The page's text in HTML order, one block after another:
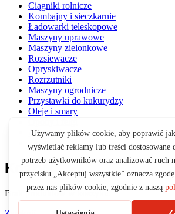
Ciągniki rolnicze
Kombajny i sieczkarnie
Ładowarki teleskopowe
Maszyny uprawowe
Maszyny zielonkowe
Rozsiewacze
Opryskiwacze
Rozrzutniki
Maszyny ogrodnicze
Przystawki do kukurydzy
Oleje i smary
Akcesoria
Zabawki
Koszyk
Brak produktów w koszyku.